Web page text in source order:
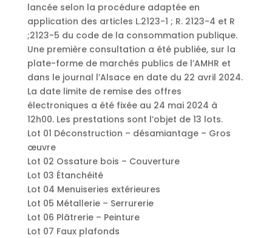
lancée selon la procédure adaptée en
application des articles L.2123-1 ; R. 2123-4 et R
;2123-5 du code de la consommation publique.
Une première consultation a été publiée, sur la
plate-forme de marchés publics de l’AMHR et
dans le journal l’Alsace en date du 22 avril 2024.
La date limite de remise des offres
électroniques a été fixée au 24 mai 2024 à
12h00. Les prestations sont l’objet de 13 lots.
Lot 01 Déconstruction – désamiantage – Gros
œuvre
Lot 02 Ossature bois – Couverture
Lot 03 Étanchéité
Lot 04 Menuiseries extérieures
Lot 05 Métallerie – Serrurerie
Lot 06 Plâtrerie – Peinture
Lot 07 Faux plafonds